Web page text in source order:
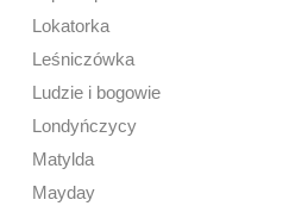
Lokatorka
Leśniczówka
Ludzie i bogowie
Londyńczycy
Matylda
Mayday